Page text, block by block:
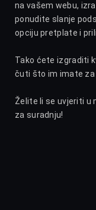
na vašem webu,
ponudite slanje
opciju pretplate i
Tako ćete izgraditi
čuti što im imate za
Želite li se uvjeriti u
za suradnju!